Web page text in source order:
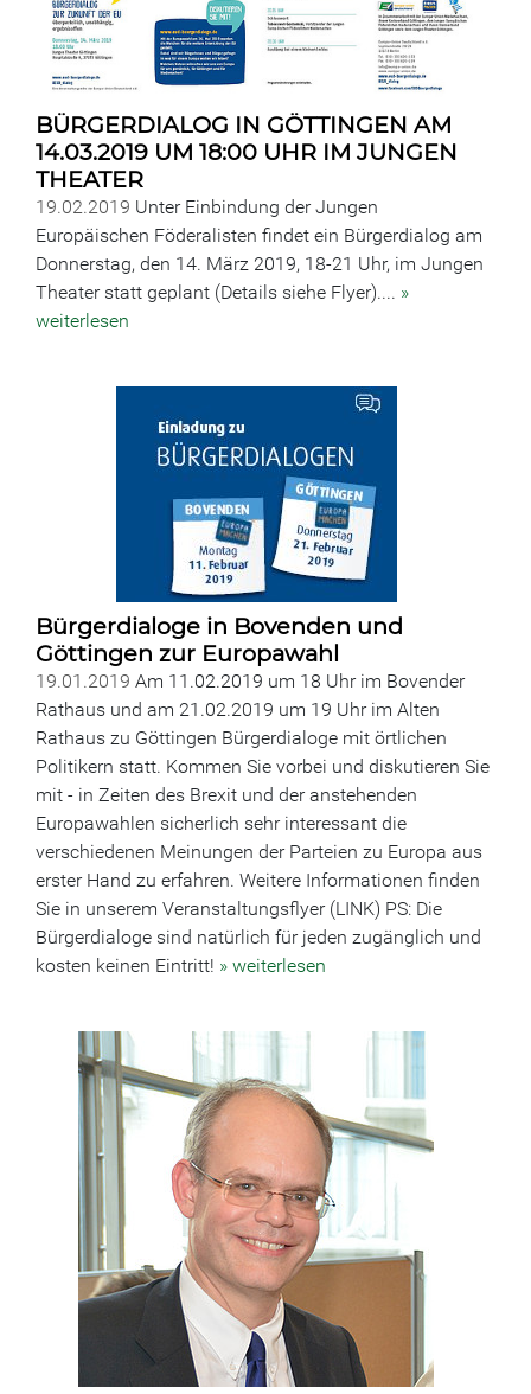
BÜRGERDIALOG IN GÖTTINGEN AM
14.03.2019 UM 18:00 UHR IM JUNGEN
THEATER
19.02.2019 Unter Einbindung der Jungen
Europäischen Föderalisten findet ein Bürgerdialog am
Donnerstag, den 14. März 2019, 18-21 Uhr, im Jungen
Theater statt geplant (Details siehe Flyer).... »
weiterlesen
Bürgerdialoge in Bovenden und
Göttingen zur Europawahl
19.01.2019 Am 11.02.2019 um 18 Uhr im Bovender
Rathaus und am 21.02.2019 um 19 Uhr im Alten
Rathaus zu Göttingen Bürgerdialoge mit örtlichen
Politikern statt. Kommen Sie vorbei und diskutieren Sie
mit - in Zeiten des Brexit und der anstehenden
Europawahlen sicherlich sehr interessant die
verschiedenen Meinungen der Parteien zu Europa aus
erster Hand zu erfahren. Weitere Informationen finden
Sie in unserem Veranstaltungsflyer (LINK) PS: Die
Bürgerdialoge sind natürlich für jeden zugänglich und
kosten keinen Eintritt! » weiterlesen